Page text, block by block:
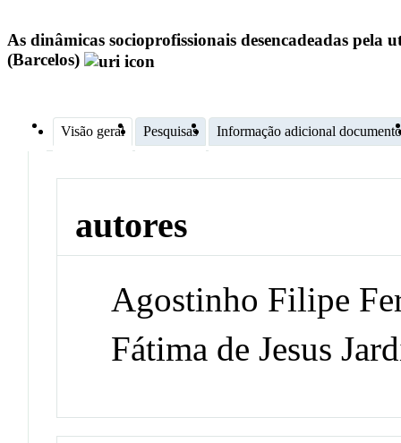
As dinâmicas socioprofissionais desencadeadas
(Barcelos)
Visão geral Pesquisas Informação adicional documento
autores
Agostinho Filipe
Fátima de Jesus